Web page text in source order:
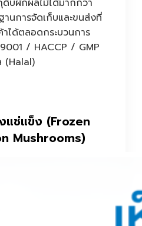
ดิบผักผลไม้ได้มากกว่า
นการจัดเก็บและขนส่งที่
ด้ตลอดกระบวนการ
/ HACCP / GMP
(Halal)
ช่แข็ง (Frozen
Mushrooms)